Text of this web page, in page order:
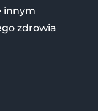
innym
zdrowia